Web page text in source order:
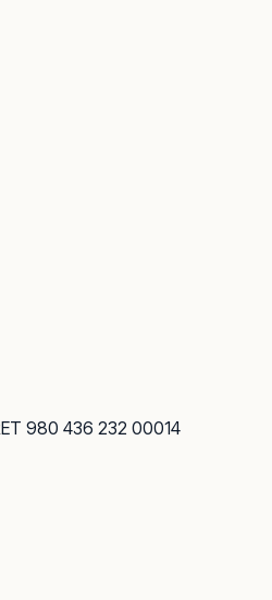
980 436 232 00014